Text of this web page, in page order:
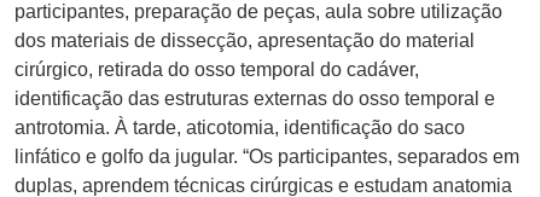
participantes, preparação de peças, aula sobre utilização
dos materiais de dissecção, apresentação do material
cirúrgico, retirada do osso temporal do cadáver,
identificação das estruturas externas do osso temporal e
antrotomia. À tarde, aticotomia, identificação do saco
linfático e golfo da jugular. “Os participantes, separados em
duplas, aprendem técnicas cirúrgicas e estudam anatomia